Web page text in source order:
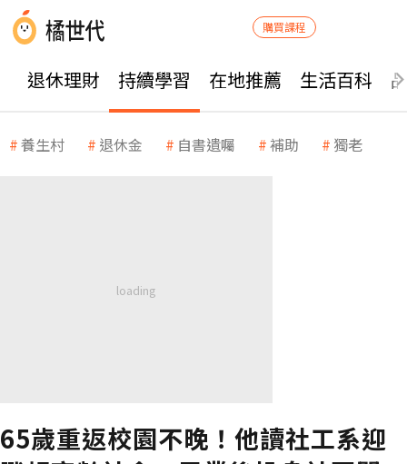
購買課程
退休理財 持續學習 在地推薦 生活百科
養生村 退休金 自書遺囑 補助 獨老
65歲重返校園不晚！他讀社工系迎